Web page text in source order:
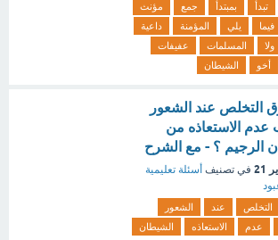
تبدأ بمبتدأ جمع
مؤنث
فيما يلي المؤمنة
داعية
ولا المسلمات
عفيفات
أخو الشيطان
التخلص عند الشعور
عدم الاستعاذه من
الرجيم ؟ - مع الشرح
في تصنيف أسئلة تعليمية
التخلص عند
الشعور
عدم الاستعاذه
الشيطان